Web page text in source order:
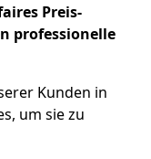
Preis-
professionelle
Kunden in
um sie zu